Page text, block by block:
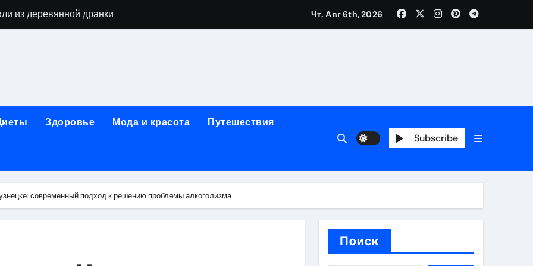
из деревянной дранки
аппаратов для электроэпиляции
направления медицинского центра
Стрешневе
зависимости: медицинские, психотерапевтические и социальные
Чт. Авг 6th, 2026
Здоровье Мода и красота Путешествия
Subscribe
современный подход к решению проблемы алкоголизма
Поиск